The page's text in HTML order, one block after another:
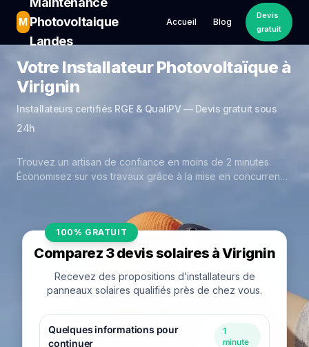
M Photovoltaique
Landes
Accueil Blog
Devis
gratuit
Votre Installateur Photovoltaïque à
Virignin
Installateurs certifiés RGE & QualiPV — Devis gratuit sous
24h
Trouvez un artisan de confiance en moins de 2 minutes.
Économisez sur vos travaux grâce à la mise en concurrence
100% GRATUIT
Comparez 3 devis solaires à Virignin
Recevez des propositions d’installateurs de
panneaux solaires qualifiés près de chez vous.